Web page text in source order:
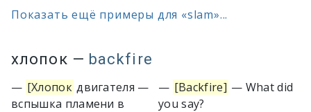
Показать ещё примеры для «slam»...
хлопок — backfire
— [Хлопок двигателя —
вспышка пламени в
— [Backfire] — What did
you say?